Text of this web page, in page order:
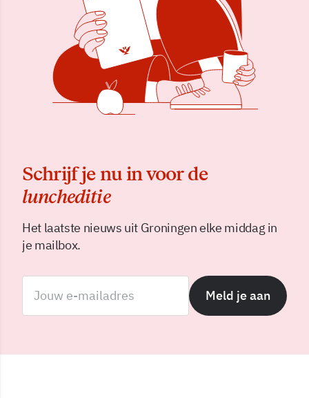
Schrijf je nu in voor de
luncheditie
Het laatste nieuws uit Groningen elke middag in
je mailbox.
Meld je aan